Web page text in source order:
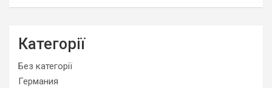
Категорії
Без категорії
Германия